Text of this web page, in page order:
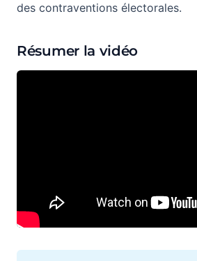
des contraventions électorales.
Résumer la vidéo